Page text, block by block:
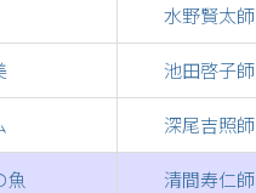
水野賢太師
池田啓子師
深尾吉照師
魚 清間寿仁師